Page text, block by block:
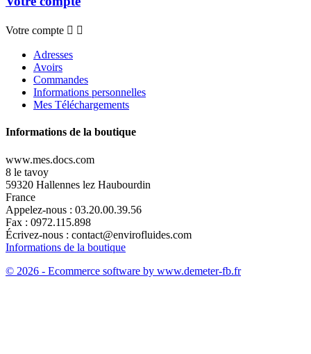
Votre compte  
Adresses
Avoirs
Commandes
Informations personnelles
Mes Téléchargements
Informations de la boutique
www.mes.docs.com
8 le tavoy
59320 Hallennes lez Haubourdin
France
Appelez-nous : 03.20.00.39.56
Fax : 0972.115.898
Écrivez-nous : contact@envirofluides.com
Informations de la boutique
© 2026 - Ecommerce software by www.demeter-fb.fr